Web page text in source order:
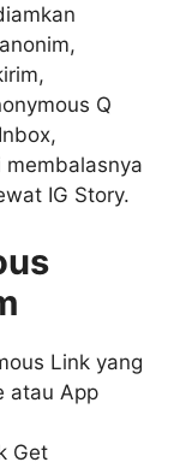
Q
membalasnya
IG Story.
Link yang
atau App
Get